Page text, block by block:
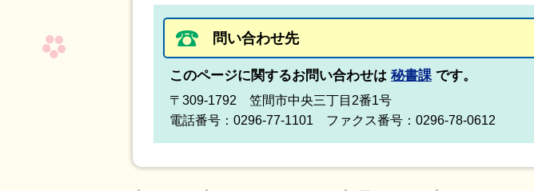
問い合わせ先
このページに関するお問い合わせは 秘書課 です。
〒309-1792 笠間市中央三丁目2番1号
電話番号：0296-77-1101 ファクス番号：0296-78-0612